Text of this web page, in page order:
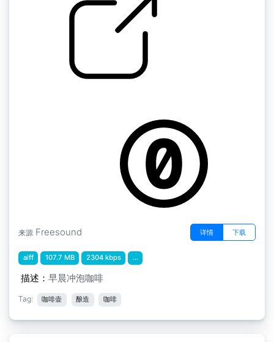
来源 Freesound 详情 下载
aiff 107.7 MB 2304 kbps ...
描述： 早晨冲泡咖啡
Tag: 咖啡壶 酿造 咖啡